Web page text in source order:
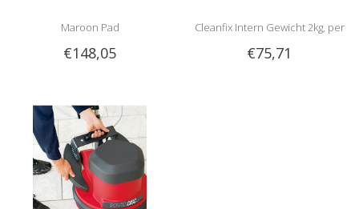
Maroon Pad
€148,05
Cleanfix Intern Gewicht 2kg, per
stuk
€75,71